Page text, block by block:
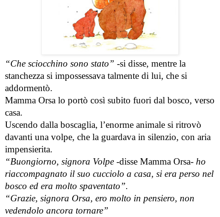
“Che sciocchino sono stato” -si disse, mentre la
stanchezza si impossessava talmente di lui, che si
addormentò.
Mamma Orsa lo portò così subito fuori dal bosco, verso
casa.
Uscendo dalla boscaglia, l’enorme animale si ritrovò
davanti una volpe, che la guardava in silenzio, con aria
impensierita.
“Buongiorno, signora Volpe -disse Mamma Orsa- ho
riaccompagnato il suo cucciolo a casa, si era perso nel
bosco ed era molto spaventato”.
“Grazie, signora Orsa, ero molto in pensiero, non
vedendolo ancora tornare”